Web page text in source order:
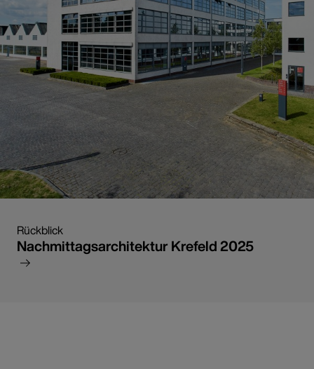
Rückblick
Nachmittagsarchitektur Krefeld 2025